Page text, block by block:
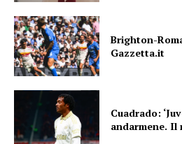
Brighton-
Gazzetta.it
Cuadrado:
andarmene. Il